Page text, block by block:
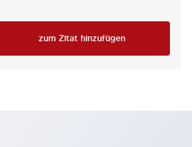
zum Zitat hinzufügen